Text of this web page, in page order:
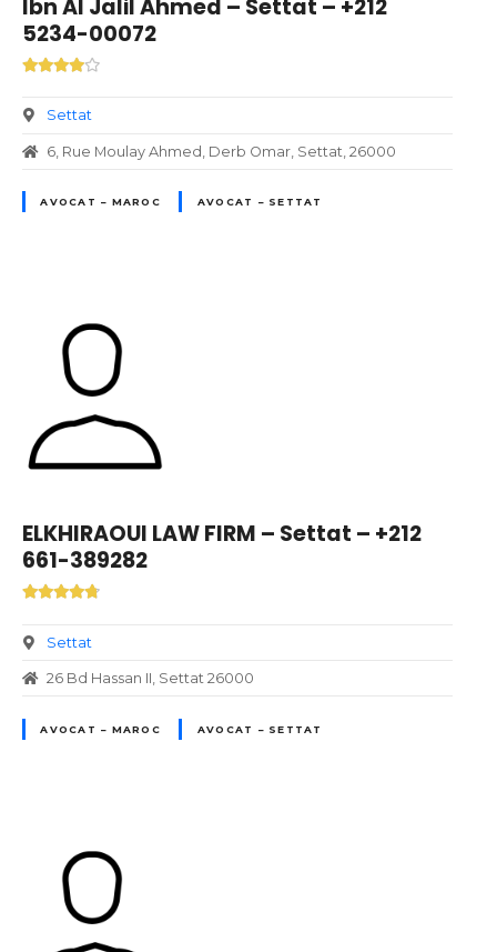
Ibn Al Jalil Ahmed – Settat – +212
5234-00072
Settat
6, Rue Moulay Ahmed, Derb Omar, Settat, 26000
AVOCAT – MAROC AVOCAT – SETTAT
ELKHIRAOUI LAW FIRM – Settat – +212
661-389282
Settat
26 Bd Hassan II, Settat 26000
AVOCAT – MAROC AVOCAT – SETTAT